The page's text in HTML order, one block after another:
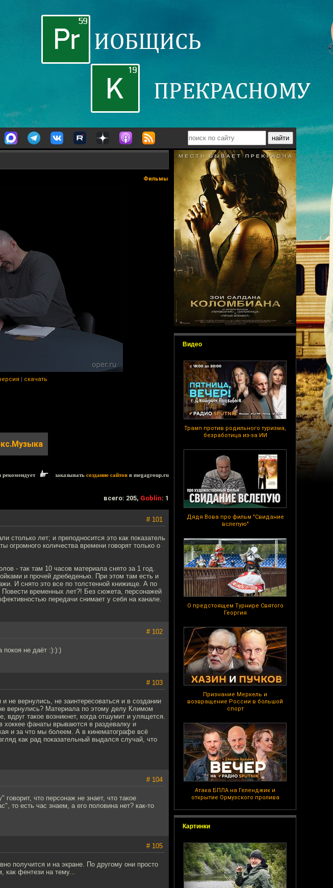
Видео
Трамп против родильного туризма,
безработица из-за ИИ
Дядя Вова про фильм "Свидание
вслепую"
О предстоящем Турнире Святого
Георгия
Признание Меркель и
возвращение России в большой
спорт
Атака БПЛА на Геленджик и
открытие Ормузского пролива
Картинки
Фильмы
| скачать
рекомендует заказывать создание сайтов в megagroup.ru
всего: 205, Goblin: 1
# 101
столько лет; и преподносится это как показатель
огромного количества времени говорят только о
- так там 10 часов материала снято за 1 год.
и прочей дребеденью. При этом там есть и
И снято это все по толстенной книжище. А по
временных лет?! Без сюжета, персонажей
передачи снимает у себя на канале.
# 102
покоя не даёт :):):)
# 103
вернулись, не заинтересоваться и в создании
вернулись? Материала по этому делу Климом
такое возникнет, когда отшумит и улящется.
фанаты врываются в раздевалку и
и за что мы болеем. А в кинематографе всё
как рад показательный выдался случай, что
# 104
что персонаж не знает, что такое
то есть час знаем, а его половина нет? как-то
# 105
получится и на экране. По другому они просто
как фентези на тему...